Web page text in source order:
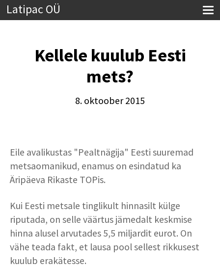
Latipac OÜ
Kellele kuulub Eesti
mets?
8. oktoober 2015
Eile avalikustas "Pealtnägija" Eesti suuremad
metsaomanikud, enamus on esindatud ka
Äripäeva Rikaste TOPis.
Kui Eesti metsale tinglikult hinnasilt külge
riputada, on selle väärtus jämedalt keskmise
hinna alusel arvutades 5,5 miljardit eurot. On
vähe teada fakt, et lausa pool sellest rikkusest
kuulub erakätesse.